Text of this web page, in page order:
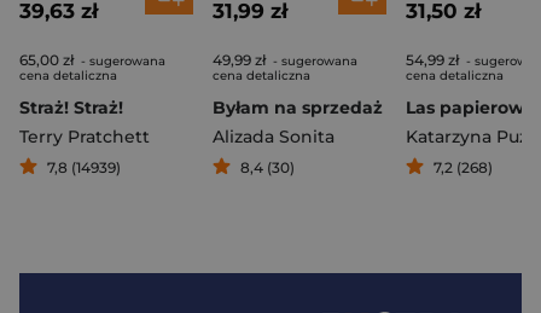
39,63 zł
65,00 zł - sugerowana
cena detaliczna
Straż! Straż!
Terry Pratchett
7,8 (14939)
31,99 zł
49,99 zł - sugerowana
cena detaliczna
Byłam na sprzedaż
Alizada Sonita
8,4 (30)
31,50 zł
54,99 zł -
cena detaliczna
Las papierowy
Katarzyna
7,2 (268)